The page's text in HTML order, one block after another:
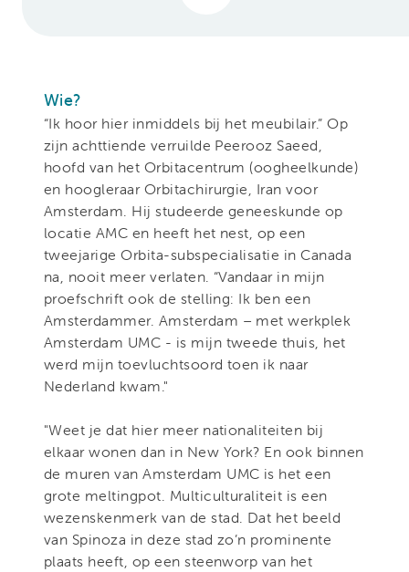
Wie?
“Ik hoor hier inmiddels bij het meubilair.” Op
zijn achttiende verruilde Peerooz Saeed,
hoofd van het Orbitacentrum (oogheelkunde)
en hoogleraar Orbitachirurgie, Iran voor
Amsterdam. Hij studeerde geneeskunde op
locatie AMC en heeft het nest, op een
tweejarige Orbita-subspecialisatie in Canada
na, nooit meer verlaten. “Vandaar in mijn
proefschrift ook de stelling: Ik ben een
Amsterdammer. Amsterdam – met werkplek
Amsterdam UMC - is mijn tweede thuis, het
werd mijn toevluchtsoord toen ik naar
Nederland kwam."
"Weet je dat hier meer nationaliteiten bij
elkaar wonen dan in New York? En ook binnen
de muren van Amsterdam UMC is het een
grote meltingpot. Multiculturaliteit is een
wezenskenmerk van de stad. Dat het beeld
van Spinoza in deze stad zo’n prominente
plaats heeft, op een steenworp van het